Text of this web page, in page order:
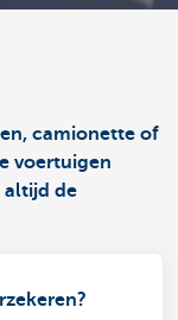
camionette of
voertuigen
altijd de